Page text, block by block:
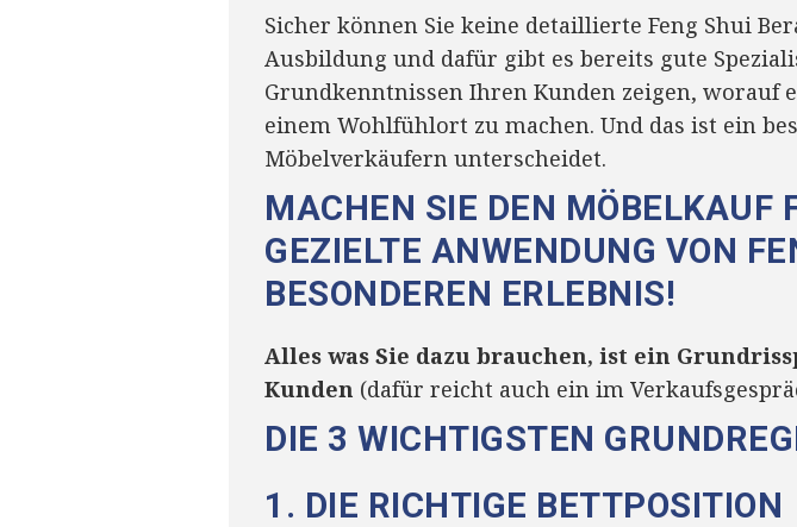
Sicher können Sie keine detaillierte Feng Shui
Ausbildung und dafür gibt es bereits gute
Grundkenntnissen Ihren Kunden zeigen, worauf
einem Wohlfühlort zu machen. Und das ist ein
Möbelverkäufern unterscheidet.
MACHEN SIE DEN MÖBELKAUF
GEZIELTE ANWENDUNG VON
BESONDEREN ERLEBNIS!
Alles was Sie dazu brauchen, ist ein
Kunden (dafür reicht auch ein im
DIE 3 WICHTIGSTEN
1. DIE RICHTIGE BETTPOSITION